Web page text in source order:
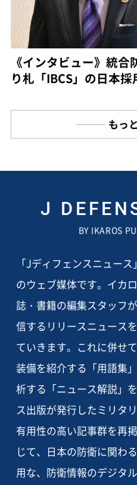
《インタビュー》統
り札「IBCS」の日本採
もっ
J
BY IKAROS
「Jディフェンスニュー
のウェブ媒体です。イカ
誌・書籍の編集スタッフ
信するリリースニュース
ていきます。これに併せ
装備を紹介する「用語集
析する「ニュース解説」
ス出版が発行したミリタ
有用性の高い記事群を再
じて、日本の防衛に関わ
用な、防衛情報のデジタ